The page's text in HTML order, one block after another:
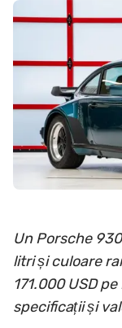
Un Porsche
litri și culoare
171.000 USD
specificații și